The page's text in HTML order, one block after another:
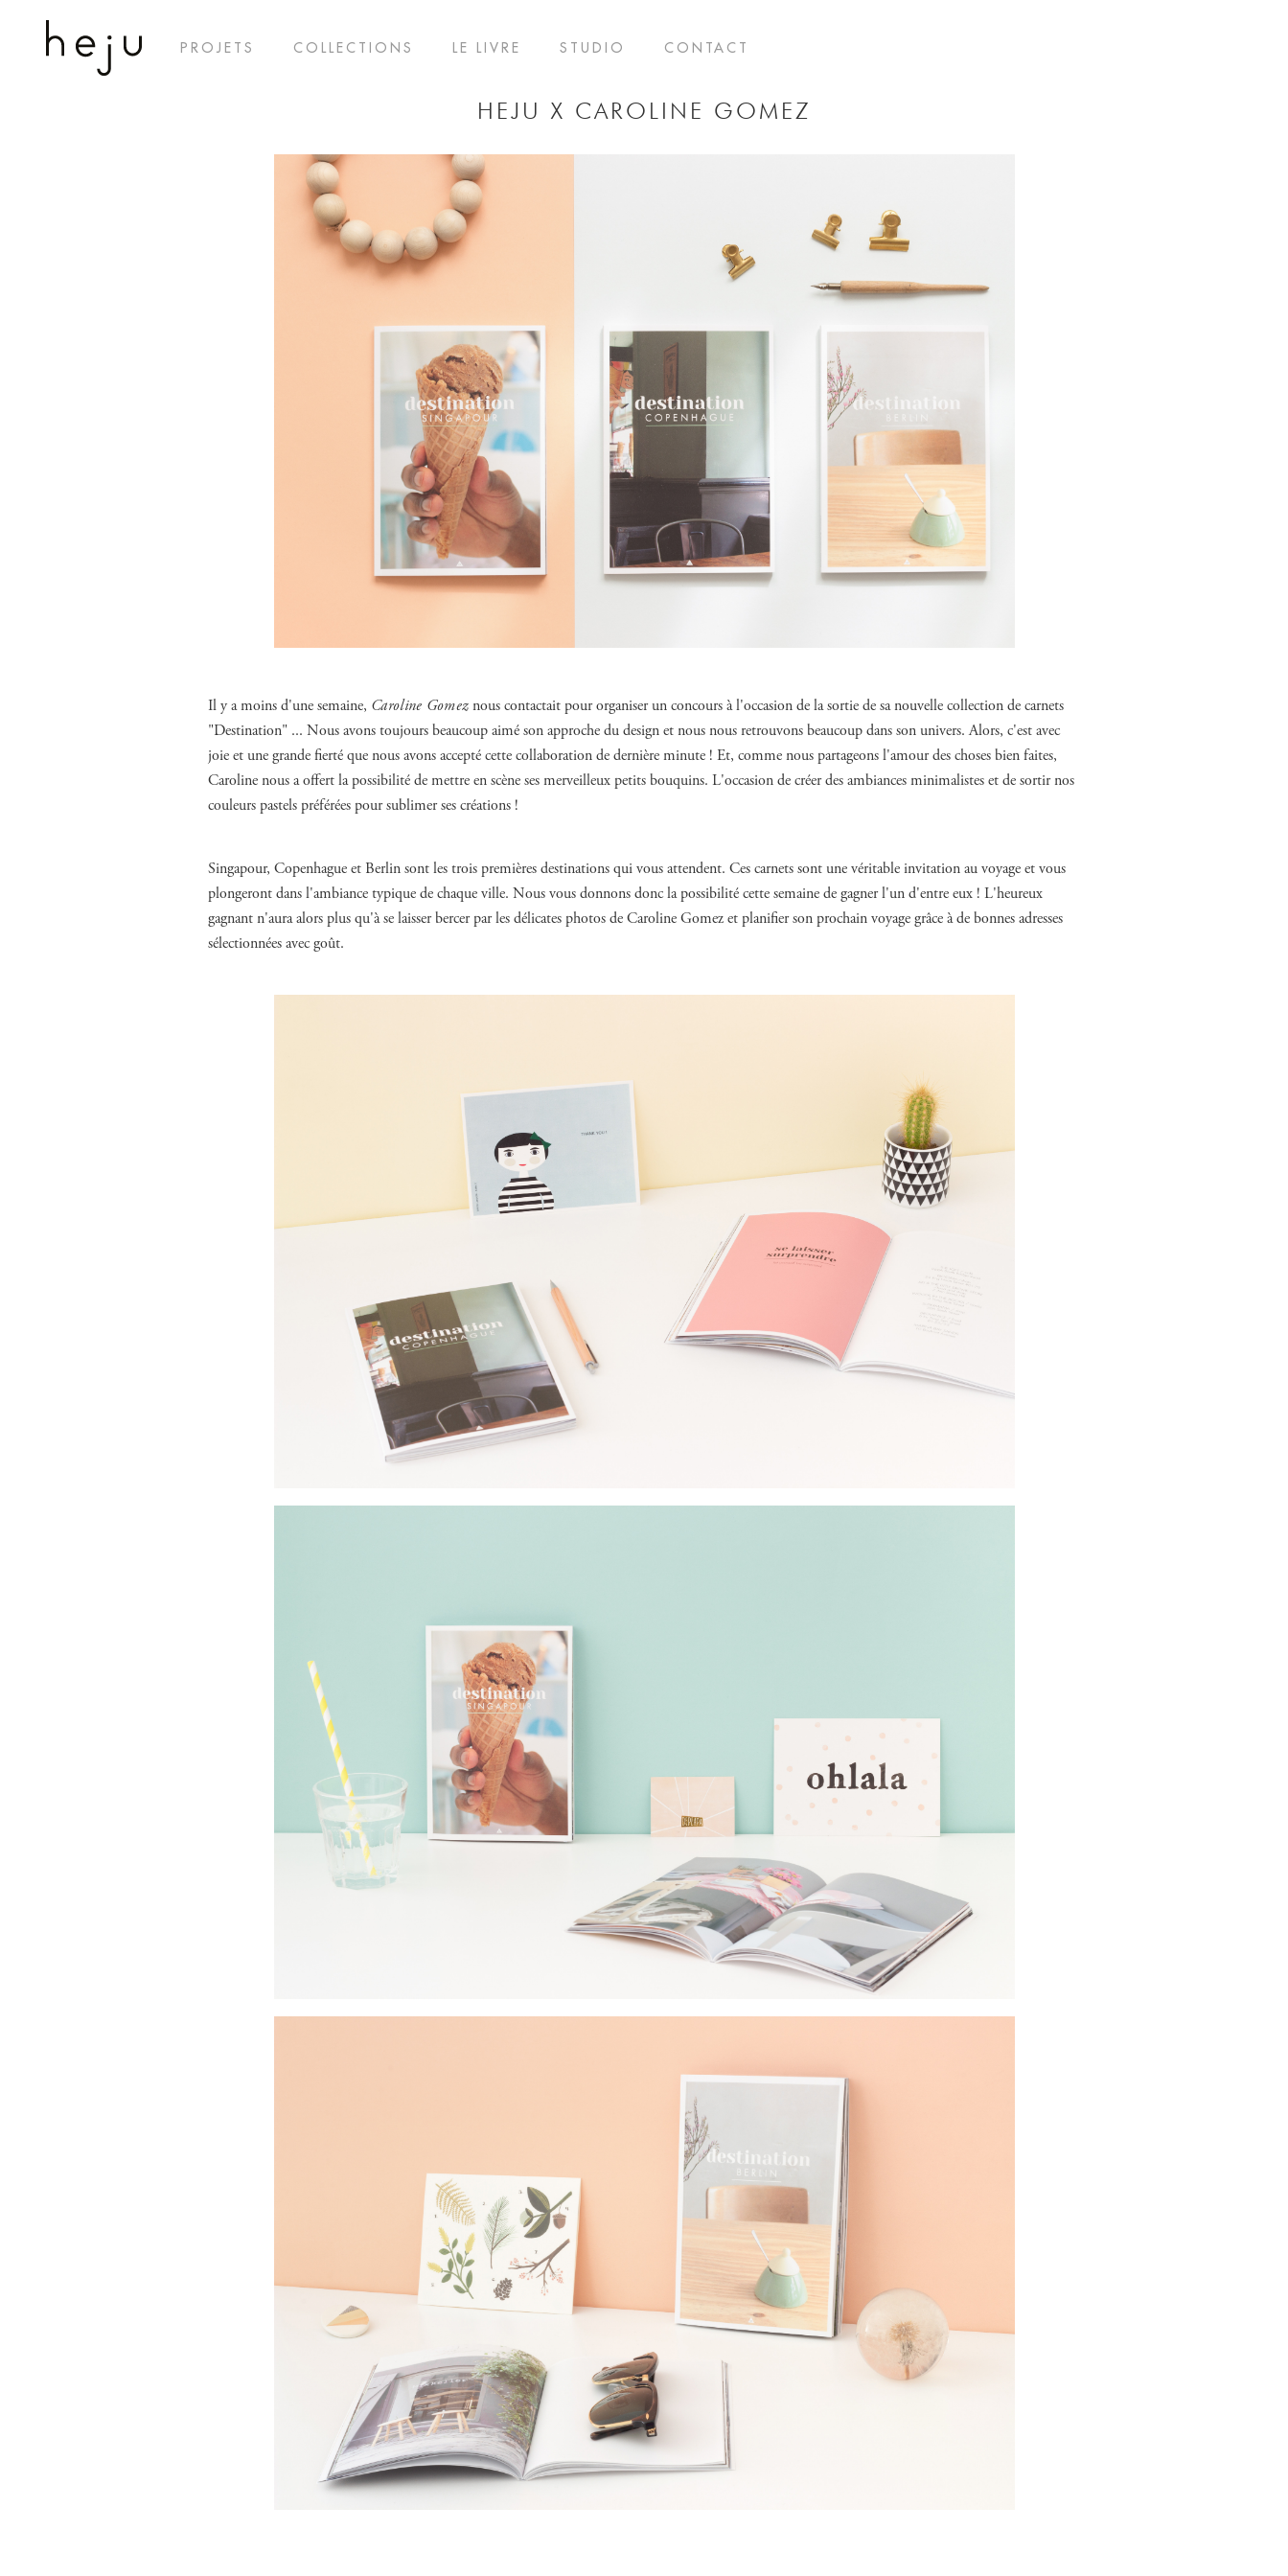
PROJETS COLLECTIONS LE LIVRE STUDIO CONTACT
HEJU X CAROLINE GOMEZ
Il y a moins d'une semaine, Caroline Gomeznous contactait pour organiser un concours à l'occasion de la sortie de sa nouvelle collection de carnets
"Destination" ... Nous avons toujours beaucoup aimé son approche du design et nous nous retrouvons beaucoup dans son univers. Alors, c'est avec
joie et une grande fierté que nous avons accepté cette collaboration de dernière minute ! Et, comme nous partageons l'amour des choses bien faites,
Caroline nous a offert la possibilité de mettre en scène ses merveilleux petits bouquins. L'occasion de créer des ambiances minimalistes et de sortir nos
couleurs pastels préférées pour sublimer ses créations !
Singapour, Copenhague et Berlin sont les trois premières destinations qui vous attendent. Ces carnets sont une véritable invitation au voyage et vous
plongeront dans l'ambiance typique de chaque ville. Nous vous donnons donc la possibilité cette semaine de gagner l'un d'entre eux ! L'heureux
gagnant n'aura alors plus qu'à se laisser bercer par les délicates photos de Caroline Gomez et planifier son prochain voyage grâce à de bonnes adresses
sélectionnées avec goût.